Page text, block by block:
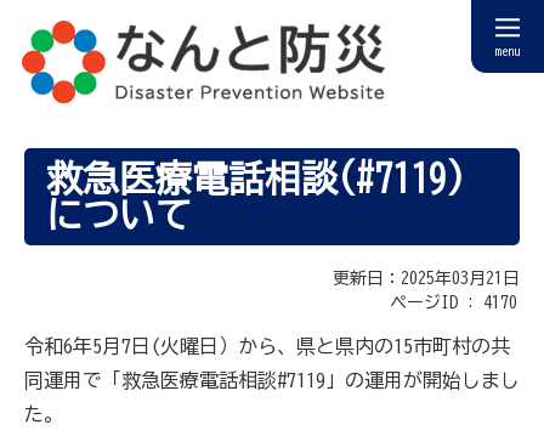
menu
救急医療電話相談(#7119)
について
更新日：2025年03月21日
ページID : 4170
令和6年5月7日(火曜日）から、県と県内の15市町村の共
同運用で「救急医療電話相談#7119」の運用が開始しまし
た。